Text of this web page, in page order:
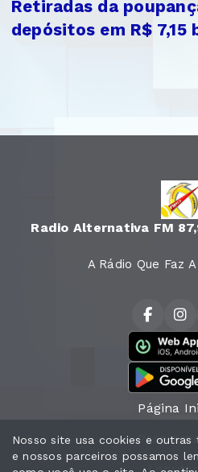
Retiradas da
depósitos em R$
Radio Alternativa FM
A Rádio Que Faz
Página
Nosso site usa cookies e outras
e nossos parceiros possamos